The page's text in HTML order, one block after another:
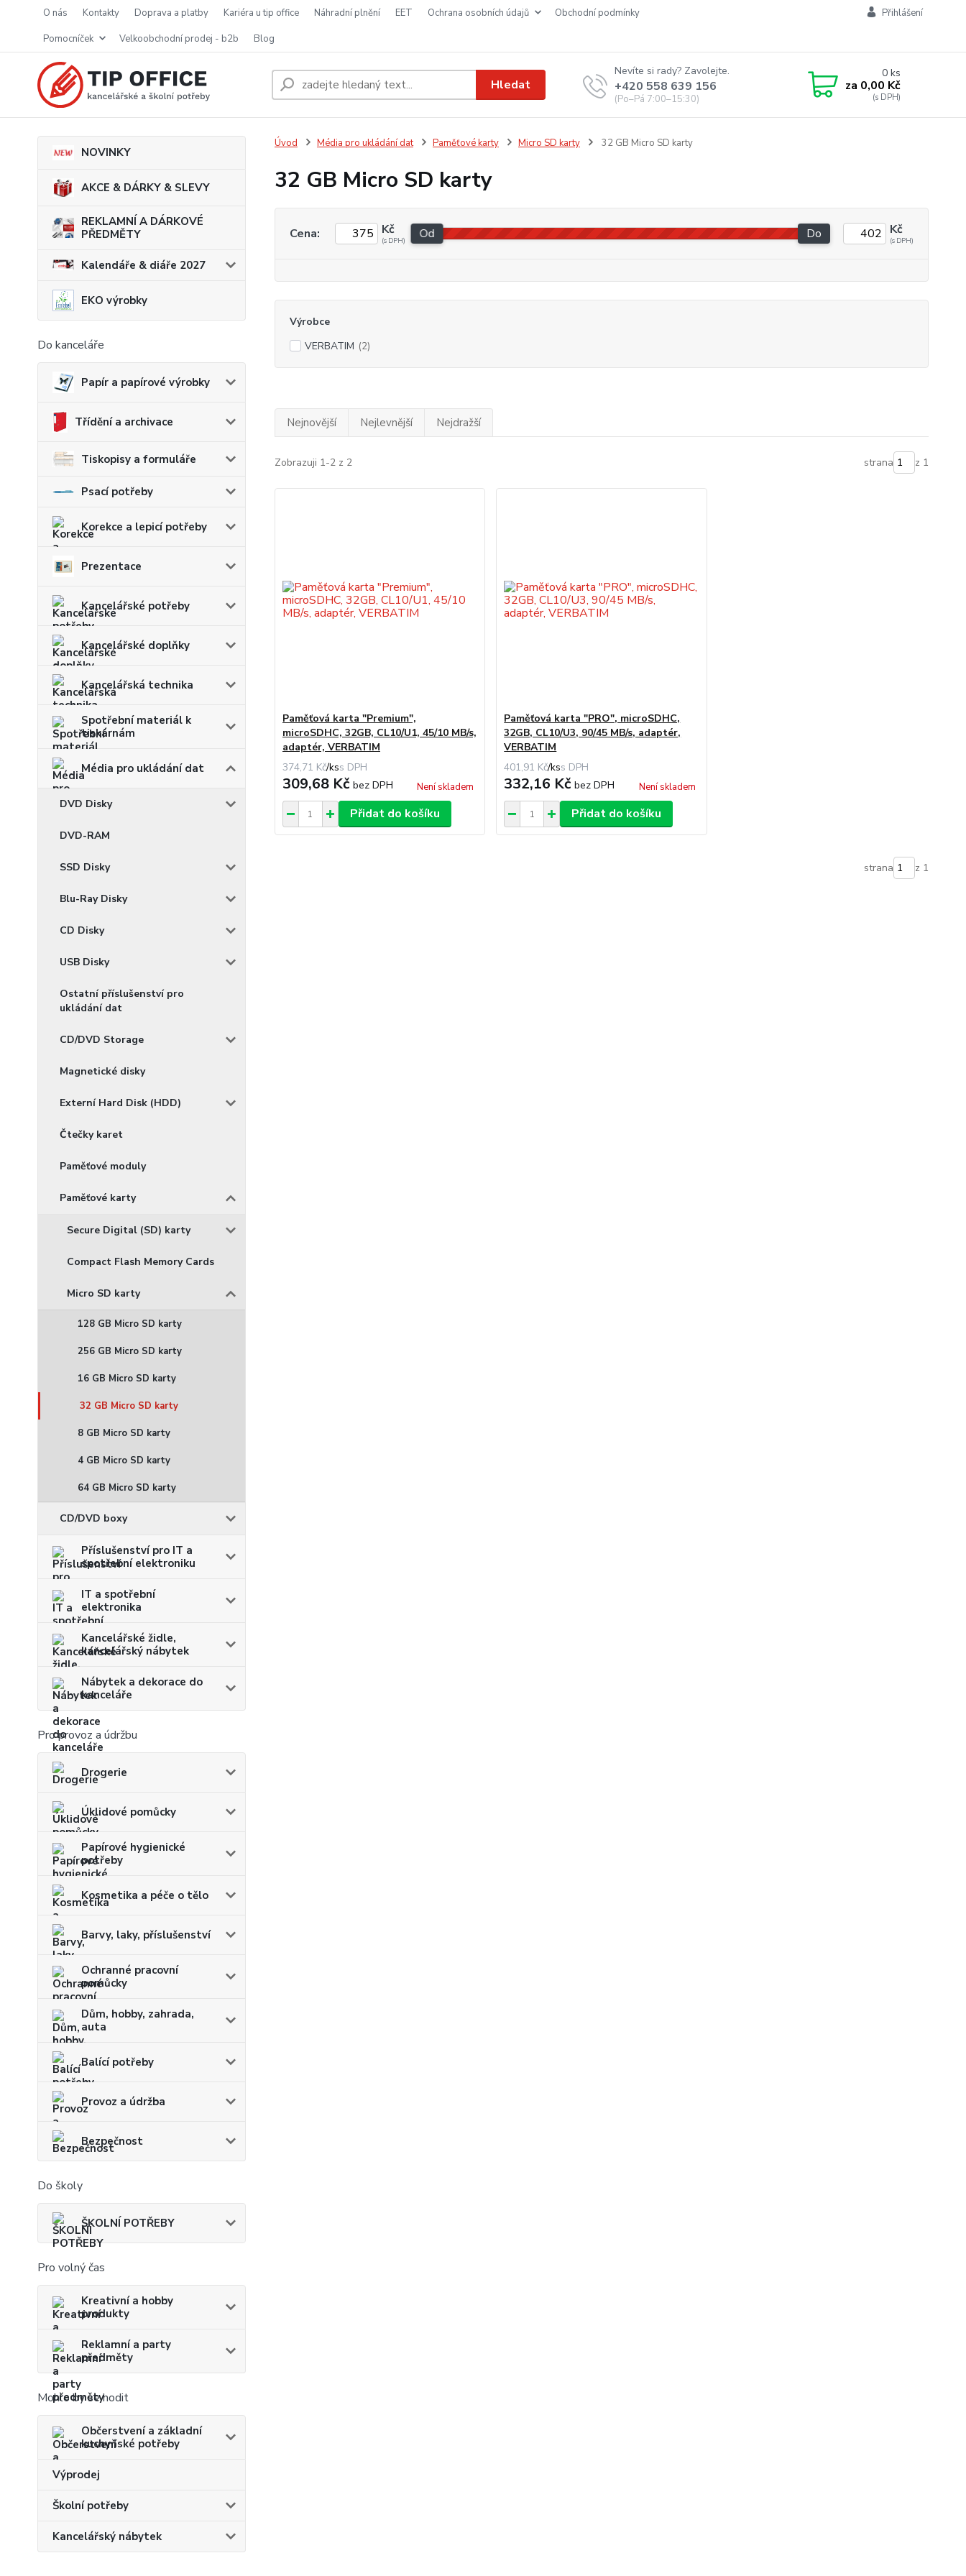
o nás kontakty doprava a platby kariéra u tip office náhradní plnění EET ochrana osobních údajů
obchodní podmínky
pomocníček
velkoobchodní prodej - b2b blog
Přihlášení
Hledat
Nevíte si rady? Zavolejte.
+420 558 639 156
(Po–Pá 7:00–15:30)
0ks
za 0,00 Kč
NOVINKY
AKCE & DÁRKY & SLEVY
REKLAMNÍ A DÁRKOVÉ
PŘEDMĚTY
Kalendáře & diáře 2027
EKO výrobky
Do kanceláře
Papír a papírové výrobky
Třídění a archivace
Tiskopisy a formuláře
Psací potřeby
Korekce a lepicí potřeby
Prezentace
Kancelářské potřeby
Kancelářské doplňky
Kancelářská technika
Spotřební materiál k
tiskárnám
Média pro ukládání dat
DVD Disky
DVD-RAM
SSD Disky
Blu-Ray Disky
CD Disky
USB Disky
Ostatní příslušenství pro
ukládání dat
CD/DVD Storage
Magnetické disky
Externí Hard Disk (HDD)
Čtečky karet
Paměťové moduly
Paměťové karty
Secure Digital (SD) karty
Compact Flash Memory Cards
Micro SD karty
128 GB Micro SD karty
256 GB Micro SD karty
16 GB Micro SD karty
32 GB Micro SD karty
8 GB Micro SD karty
4 GB Micro SD karty
64 GB Micro SD karty
CD/DVD boxy
Příslušenství pro IT a
spotřební elektroniku
IT a spotřební
elektronika
Kancelářské židle,
kancelářský nábytek
Nábytek a dekorace do
kanceláře
Pro provoz a údržbu
Drogerie
Úklidové pomůcky
Papírové hygienické
potřeby
Kosmetika a péče o tělo
Barvy, laky, příslušenství
Ochranné pracovní
pomůcky
Dům, hobby, zahrada,
auta
Balící potřeby
Provoz a údržba
Bezpečnost
Do školy
ŠKOLNÍ POTŘEBY
Pro volný čas
Kreativní a hobby
produkty
Reklamní a party
předměty
Mohlo by se hodit
Občerstvení a základní
kuchyňské potřeby
Výprodej
Školní potřeby
Kancelářský nábytek
Úvod Média pro ukládání dat Paměťové karty Micro SD karty 32 GB Micro SD karty
32 GB Micro SD karty
Cena: Kč Od Do Kč
Výrobce
VERBATIM (2)
Nejnovější Nejlevnější Nejdražší
Zobrazuji 1-2 z 2 strana z 1
Paměťová karta "Premium",
microSDHC, 32GB, CL10/U1, 45/10 MB/s,
adaptér, VERBATIM
374,71 Kč/ks
309,68 Kč bez DPH Není skladem
Přidat do košíku
Paměťová karta "PRO", microSDHC,
32GB, CL10/U3, 90/45 MB/s, adaptér,
VERBATIM
401,91 Kč/ks
332,16 Kčbez DPH Není skladem
Přidat do košíku
strana z 1